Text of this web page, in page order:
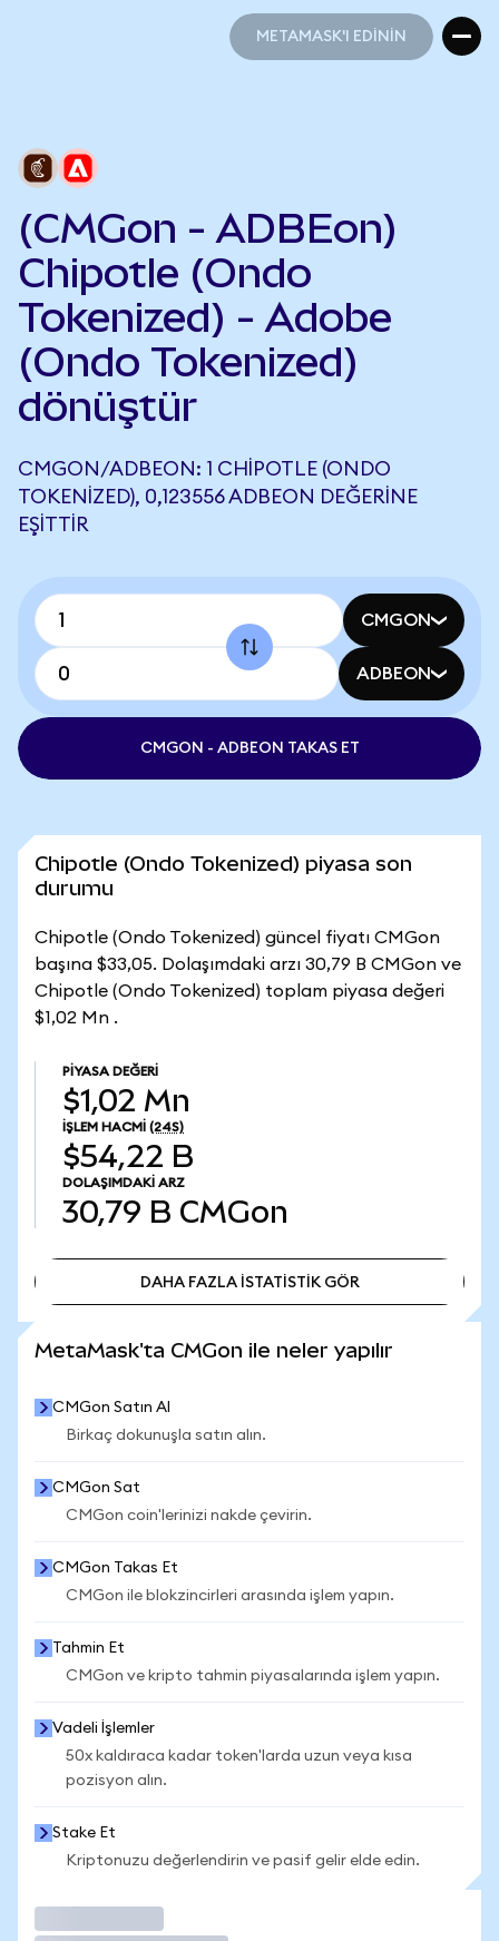
METAMASK'I EDİNİN
(CMGon - ADBEon)
Chipotle (Ondo
Tokenized) - Adobe
(Ondo Tokenized)
dönüştür
CMGON/ADBEON: 1 CHIPOTLE (ONDO
TOKENIZED), 0,123556 ADBEON DEĞERINE
EŞITTIR
CMGON
ADBEON
CMGON - ADBEON TAKAS ET
Chipotle (Ondo Tokenized) piyasa son
durumu
Chipotle (Ondo Tokenized) güncel fiyatı CMGon
başına $33,05. Dolaşımdaki arzı 30,79 B CMGon ve
Chipotle (Ondo Tokenized) toplam piyasa değeri
$1,02 Mn .
PIYASA DEĞERI
$1,02 Mn
İŞLEM HACMI (24S)
$54,22 B
DOLAŞIMDAKI ARZ
30,79 B CMGon
DAHA FAZLA İSTATİSTİK GÖR
MetaMask'ta CMGon ile neler yapılır
CMGon Satın Al
Birkaç dokunuşla satın alın.
CMGon Sat
CMGon coin'lerinizi nakde çevirin.
CMGon Takas Et
CMGon ile blokzincirleri arasında işlem yapın.
Tahmin Et
CMGon ve kripto tahmin piyasalarında işlem yapın.
Vadeli İşlemler
50x kaldıraca kadar token'larda uzun veya kısa
pozisyon alın.
Stake Et
Kriptonuzu değerlendirin ve pasif gelir elde edin.